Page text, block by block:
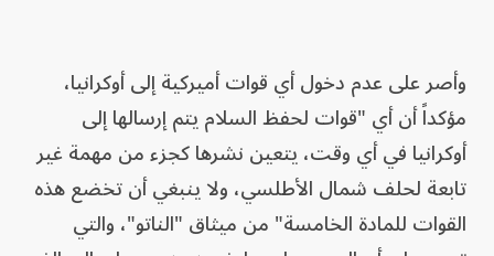
وأصر على عدم دخول أي قوات أميركية إلى أوكرانيا،
مؤكداً أن أي "قوات لحفظ السلام يتم إرسالها إلى
أوكرانيا في أي وقت، يتعين نشرها كجزء من مهمة غير
تابعة لحلف شمال الأطلسي، ولا ينبغي أن تخضع هذه
القوات للمادة الخامسة" من ميثاق "الناتو"، والتي